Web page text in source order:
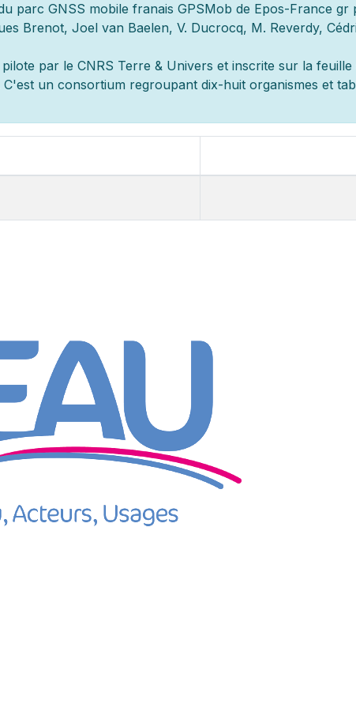
parc GNSS mobile franais GPSMob de Epos-France gr
Brenot, Joel van Baelen, V. Ducrocq, M. Reverdy,
e par le CNRS Terre & Univers et inscrite sur la
un consortium regroupant dix-huit organismes et